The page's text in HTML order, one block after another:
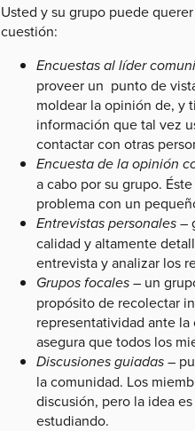
Usted y su grupo puede
cuestión:
Encuestas al líder
proveer un punto de
moldear la opinión de, y
información que tal vez
contactar con otras
Encuesta de la opinión
a cabo por su grupo.
problema con un
Entrevistas personales–
calidad y altamente
entrevista y analizar los
Grupos focales– un
propósito de recolectar
representatividad ante
asegura que todos los
Discusiones guiadas–
la comunidad. Los
discusión, pero la idea
estudiando.